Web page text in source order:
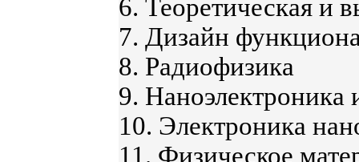
6. Теоретическая и
7. Дизайн
8. Радиофизика
9. Наноэлектроника
10. Электроника
11. Физическое